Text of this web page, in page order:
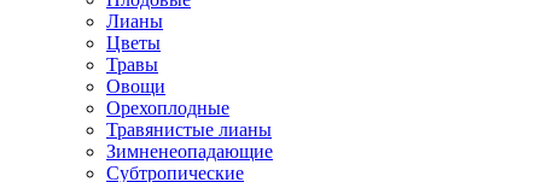
Лианы
Цветы
Травы
Овощи
Орехоплодные
Травянистые лианы
Зимненеопадающие
Субтропические